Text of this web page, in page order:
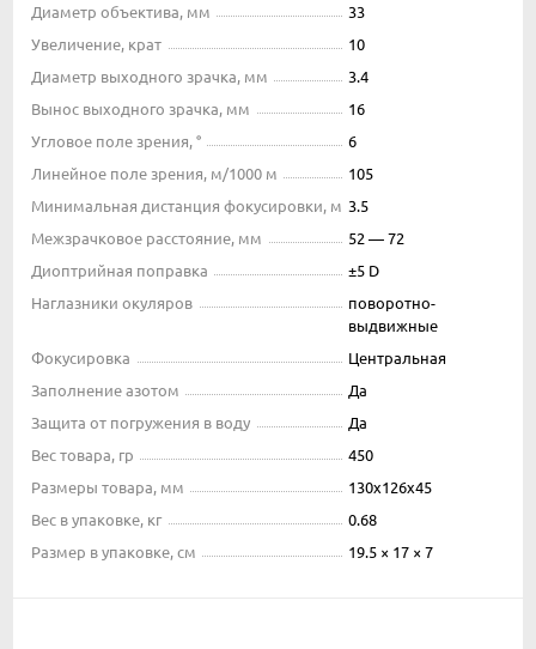
Диаметр объектива, мм
33
Увеличение, крат
10
Диаметр выходного зрачка, мм
3.4
Вынос выходного зрачка, мм
16
Угловое поле зрения, °
6
Линейное поле зрения, м/1000 м
105
Минимальная дистанция фокусировки, м 3.5
Межзрачковое расстояние, мм
52 — 72
Диоптрийная поправка
±5 D
Наглазники окуляров
поворотно-
выдвижные
Фокусировка
Центральная
Заполнение азотом
Да
Защита от погружения в воду
Да
Вес товара, гр
450
Размеры товара, мм
130х126х45
Вес в упаковке, кг
0.68
Размер в упаковке, см
19.5 × 17 × 7